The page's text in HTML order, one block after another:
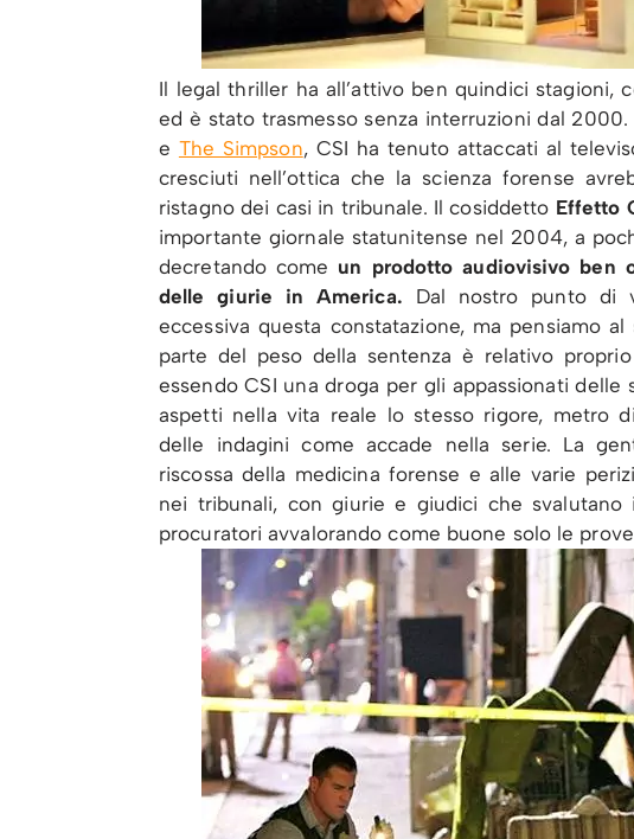
Il legal thriller ha all’attivo ben quindici stagioni,
ed è stato trasmesso senza interruzioni dal 2000.
e The Simpson, CSI ha tenuto attaccati al
cresciuti nell’ottica che la scienza forense
ristagno dei casi in tribunale. Il cosiddetto Effetto
importante giornale statunitense nel 2004, a
decretando come un prodotto audiovisivo ben
delle giurie in America. Dal nostro punto di
eccessiva questa constatazione, ma pensiamo
parte del peso della sentenza è relativo
essendo CSI una droga per gli appassionati
aspetti nella vita reale lo stesso rigore, metro
delle indagini come accade nella serie. La
riscossa della medicina forense e alle varie
nei tribunali, con giurie e giudici che svalutano
procuratori avvalorando come buone solo le